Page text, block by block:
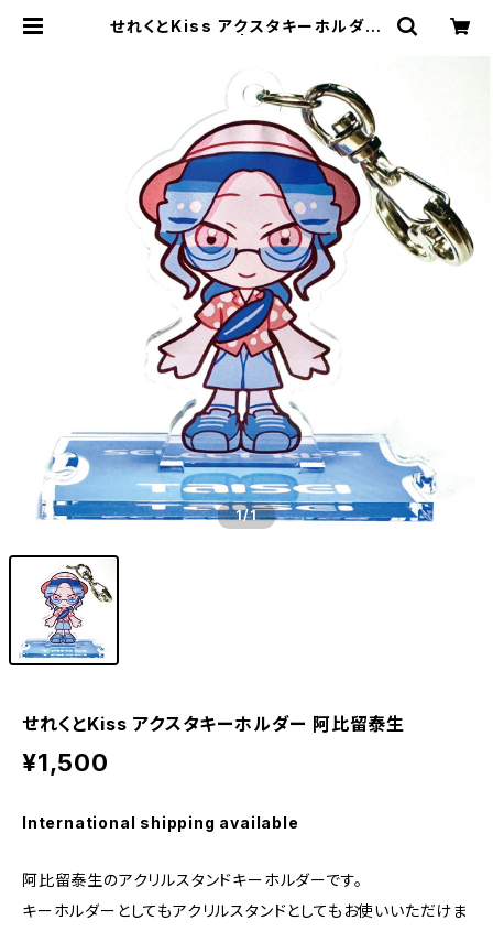
せれくとKiss アクスタキーホルダー
1/1
せれくとKiss アクスタキーホルダー 阿比留泰生
¥1,500
International shipping available
阿比留泰生のアクリルスタンドキーホルダーです。
キーホルダーとしてもアクリルスタンドとしてもお使いいただけま